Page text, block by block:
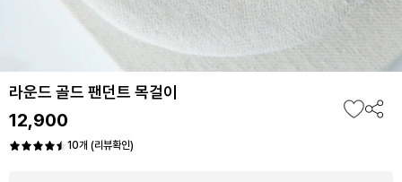
라운드 골드 팬던트 목걸이
12,900
10개 (리뷰확인)